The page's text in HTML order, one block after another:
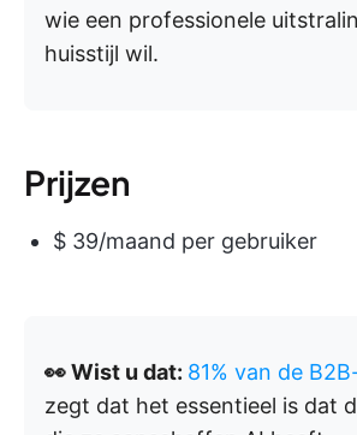
wie een professionele
huisstijl wil.
Prijzen
$ 39/maand per gebruiker
👀 Wist u dat: 81% van de
zegt dat het essentieel is dat